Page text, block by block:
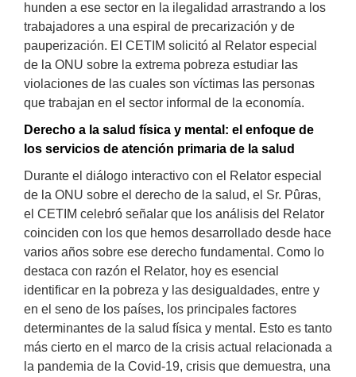
hunden a ese sector en la ilegalidad arrastrando a los
trabajadores a una espiral de precarización y de
pauperización. El CETIM solicitó al Relator especial
de la ONU sobre la extrema pobreza estudiar las
violaciones de las cuales son víctimas las personas
que trabajan en el sector informal de la economía.
Derecho a la salud física y mental: el enfoque de
los servicios de atención primaria de la salud
Durante el diálogo interactivo con el Relator especial
de la ONU sobre el derecho de la salud, el Sr. Pûras,
el CETIM celebró señalar que los análisis del Relator
coinciden con los que hemos desarrollado desde hace
varios años sobre ese derecho fundamental. Como lo
destaca con razón el Relator, hoy es esencial
identificar en la pobreza y las desigualdades, entre y
en el seno de los países, los principales factores
determinantes de la salud física y mental. Esto es tanto
más cierto en el marco de la crisis actual relacionada a
la pandemia de la Covid-19, crisis que demuestra, una